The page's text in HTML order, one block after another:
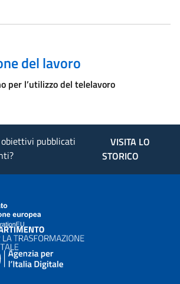
del lavoro
per l’utilizzo del telelavoro
pubblicati
VISITA LO
STORICO